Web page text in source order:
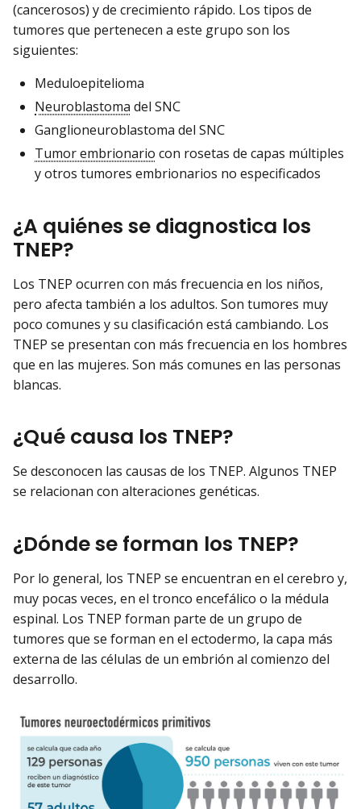
(cancerosos) y de crecimiento rápido. Los tipos de
tumores que pertenecen a este grupo son los
siguientes:
Meduloepitelioma
Neuroblastoma del SNC
Ganglioneuroblastoma del SNC
Tumor embrionario con rosetas de capas múltiples
y otros tumores embrionarios no especificados
¿A quiénes se diagnostica los
TNEP?
Los TNEP ocurren con más frecuencia en los niños,
pero afecta también a los adultos. Son tumores muy
poco comunes y su clasificación está cambiando. Los
TNEP se presentan con más frecuencia en los hombres
que en las mujeres. Son más comunes en las personas
blancas.
¿Qué causa los TNEP?
Se desconocen las causas de los TNEP. Algunos TNEP
se relacionan con alteraciones genéticas.
¿Dónde se forman los TNEP?
Por lo general, los TNEP se encuentran en el cerebro y,
muy pocas veces, en el tronco encefálico o la médula
espinal. Los TNEP forman parte de un grupo de
tumores que se forman en el ectodermo, la capa más
externa de las células de un embrión al comienzo del
desarrollo.